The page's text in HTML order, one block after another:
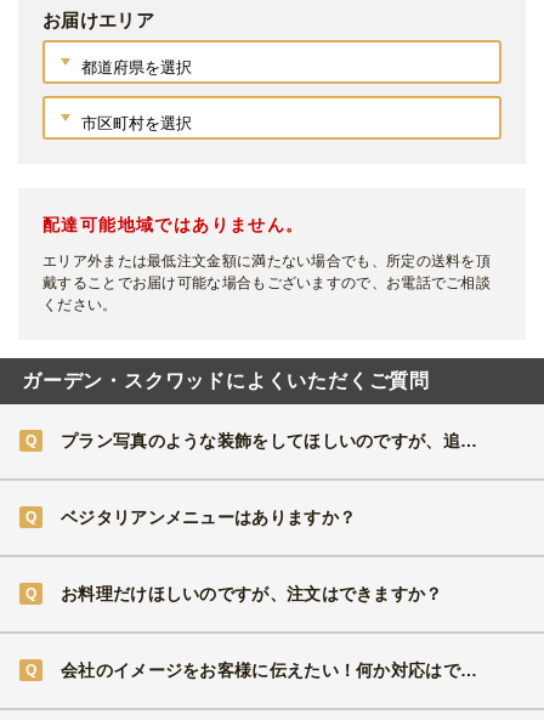
お届けエリア
配達可能地域ではありません。
エリア外または最低注文金額に満たない場合でも、所定の送料を頂
戴することでお届け可能な場合もございますので、お電話でご相談
ください。
ガーデン・スクワッドによくいただくご質問
プラン写真のような装飾をしてほしいのですが、追加費用が掛かりますか？
ベジタリアンメニューはありますか？
お料理だけほしいのですが、注文はできますか？
会社のイメージをお客様に伝えたい！何か対応はできますか？